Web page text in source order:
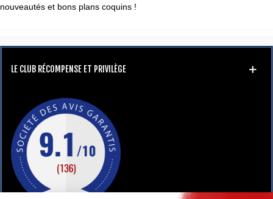
nouveautés et bons plans coquins !
LE CLUB RÉCOMPENSE ET PRIVILÈGE